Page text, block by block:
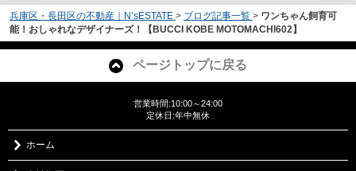
兵庫区・長田区の不動産｜N’sESTATE > ブログ記事一覧 > ワンちゃん飼育可
能！おしゃれなデザイナーズ！【BUCCI KOBE MOTOMACHI602】
ページトップに戻る
営業時間:10:00～24:00
定休日:年中無休
ホーム